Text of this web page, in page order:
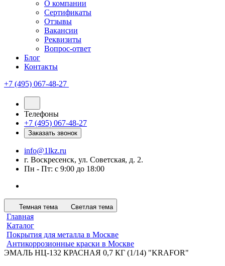
О компании
Сертификаты
Отзывы
Вакансии
Реквизиты
Вопрос-ответ
Блог
Контакты
+7 (495) 067-48-27
Телефоны
+7 (495) 067-48-27
Заказать звонок
info@1lkz.ru
г. Воскресенск, ул. Советская, д. 2.
Пн - Пт: с 9:00 до 18:00
Темная тема Светлая тема
Главная
Каталог
Покрытия для металла в Москве
Антикоррозионные краски в Москве
ЭМАЛЬ НЦ-132 КРАСНАЯ 0,7 КГ (1/14) "KRAFOR"